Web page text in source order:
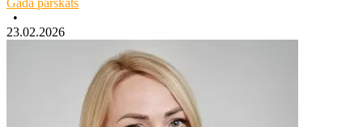
Gada pārskats
•
23.02.2026